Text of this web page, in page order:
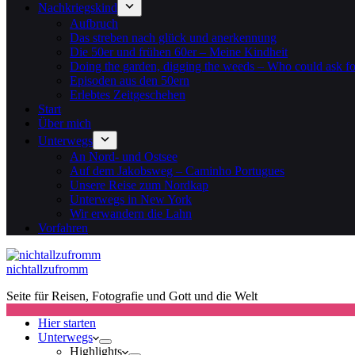
Nachkriegskind
Aufbruch
Das streben nach glück und anerkennung
Die 50er und frühen 60er – Meine Kindheit
Doing the garden, digging the weeds – Who could ask
Episoden aus den 50ern
Erlebtes Zeitgeschehen
Start
Über mich
Unterwegs
An Nord- und Ostsee
Auf dem Jakobsweg – Caminho Portugues
Unsere Reise zum Nordkap
Unterwegs in New York
Wir erwandern die Lahn
Vorfahren
nichtallzufromm
Seite für Reisen, Fotografie und Gott und die Welt
Hier starten
Unterwegs
Highlights